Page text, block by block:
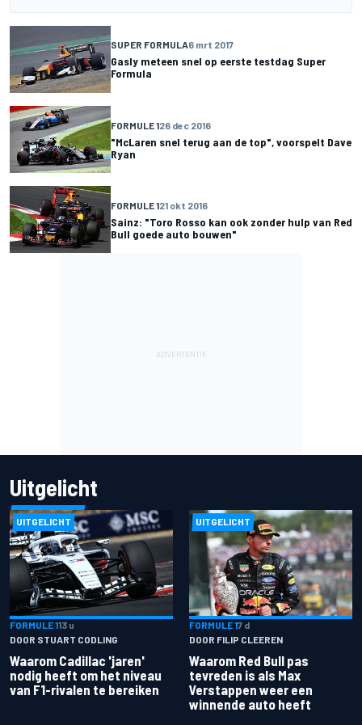
SUPER FORMULA6 mrt 2017
Gasly meteen snel op eerste testdag Super
Formula
FORMULE 126 dec 2016
"McLaren snel terug aan de top", voorspelt Dave
Ryan
FORMULE 121 okt 2016
Sainz: "Toro Rosso kan ook zonder hulp van Red
Bull goede auto bouwen"
Uitgelicht
UITGELICHT
FORMULE 113 u
DOOR STUART CODLING
Waarom Cadillac 'jaren'
nodig heeft om het niveau
van F1-rivalen te bereiken
UITGELICHT
FORMULE 17 d
DOOR FILIP CLEEREN
Waarom Red Bull pas
tevreden is als Max
Verstappen weer een
winnende auto heeft